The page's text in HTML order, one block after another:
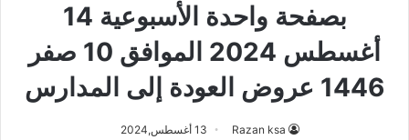
بصفحة واحدة الأسبوعية 14
أغسطس 2024 الموافق 10 صفر
1446 عروض العودة إلى المدارس
Razan ksa 13 أغسطس,2024